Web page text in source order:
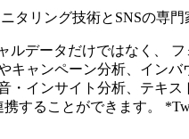
タリング技術とSNSの専門
ルデータだけではなく
キャンペーン分析、イン
・インサイト分析、テキ
することができます。